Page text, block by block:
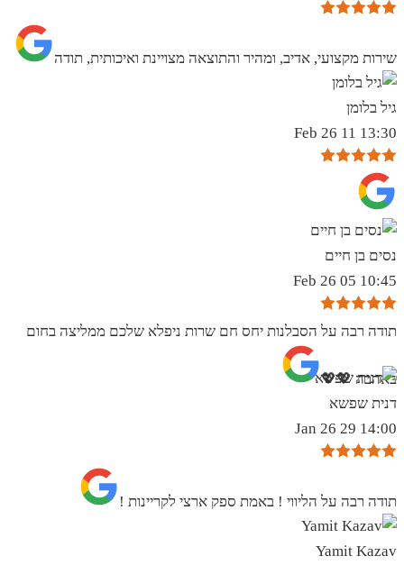
שירות מקצועי, אדיב, ומהיר והתוצאה מצויינת ואיכותית, תודה
גיל בלומן
13:30 11 Feb 26
נסים בן חיים
10:45 05 Feb 26
תודה רבה על הסבלנות יחס חם שרות ניפלא שלכם ממליצה בחום
באהבה 💖💖
דנית שפשא
14:00 29 Jan 26
תודה רבה על הליווי ! באמת ספק ארצי לקריינות !
Yamit Kazav